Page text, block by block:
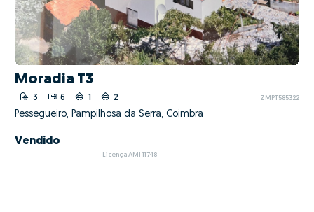
Ver contacto